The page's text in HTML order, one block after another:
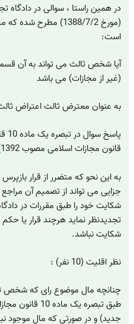
در همین راستا ، سوالی در
(مورخ 1388/7/2)
است:
آیا شخص ثالث می تواند به آن
(غیر از مجازات) می باشد
به عنوان معترض ثالث اعتراض ثالث
قانون مجازات اسلامی مصوب 1392) موجود است
به این نحو که متضرر از قرار
جزایی می تواند از تصمیم آن مراجع
شکایت خود را طبق مقررات در
تجدیدنظر نماید هرچند قرار یا
شکایت نباشد.
نظر اقلیت (10 نفر) :
چنانچه مال موضوع رای که شخص
جدید) و در صورتی که مال موجود